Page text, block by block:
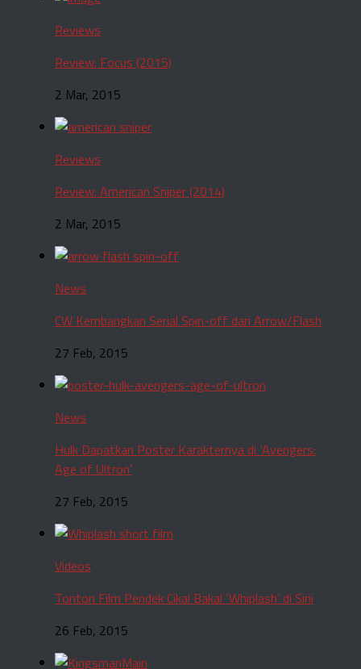
Reviews
Review: Focus (2015)
2 Mar, 2015
Reviews
Review: American Sniper (2014)
2 Mar, 2015
News
CW Kembangkan Serial Spin-off dari Arrow/Flash
27 Feb, 2015
News
Hulk Dapatkan Poster Karakternya di ‘Avengers:
Age of Ultron’
27 Feb, 2015
Videos
Tonton Film Pendek Cikal Bakal ‘Whiplash’ di Sini
26 Feb, 2015